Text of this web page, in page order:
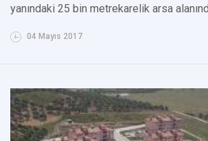
yanındaki 25 bin metrekarelik arsa
04 Mayıs 2017